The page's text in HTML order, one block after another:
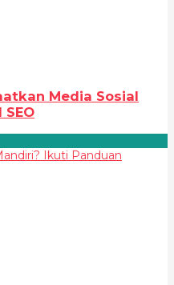
Media Sosial